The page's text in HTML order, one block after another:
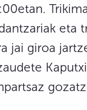
eta
jai giroa